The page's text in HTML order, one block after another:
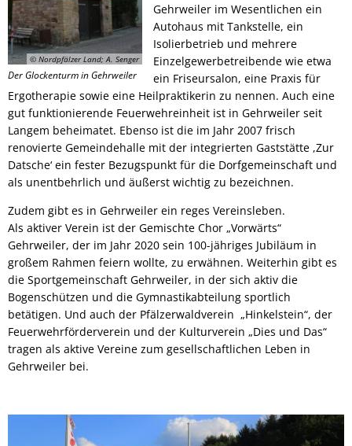
© Nordpfälzer Land; A. Senger
Der Glockenturm in Gehrweiler
Gehrweiler im Wesentlichen ein
Autohaus mit Tankstelle, ein
Isolierbetrieb und mehrere
Einzelgewerbetreibende wie etwa
ein Friseursalon, eine Praxis für
Ergotherapie sowie eine Heilpraktikerin zu nennen. Auch eine
gut funktionierende Feuerwehreinheit ist in Gehrweiler seit
Langem beheimatet. Ebenso ist die im Jahr 2007 frisch
renovierte Gemeindehalle mit der integrierten Gaststätte ,Zur
Datsche‘ ein fester Bezugspunkt für die Dorfgemeinschaft und
als unentbehrlich und äußerst wichtig zu bezeichnen.
Zudem gibt es in Gehrweiler ein reges Vereinsleben.
Als aktiver Verein ist der Gemischte Chor „Vorwärts“
Gehrweiler, der im Jahr 2020 sein 100-jähriges Jubiläum in
großem Rahmen feiern wollte, zu erwähnen. Weiterhin gibt es
die Sportgemeinschaft Gehrweiler, in der sich aktiv die
Bogenschützen und die Gymnastikabteilung sportlich
betätigen. Und auch der Pfälzerwaldverein „Hinkelstein“, der
Feuerwehrförderverein und der Kulturverein „Dies und Das“
tragen als aktive Vereine zum gesellschaftlichen Leben in
Gehrweiler bei.